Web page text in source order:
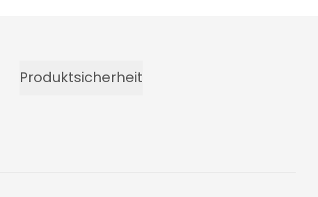
Produktsicherheit